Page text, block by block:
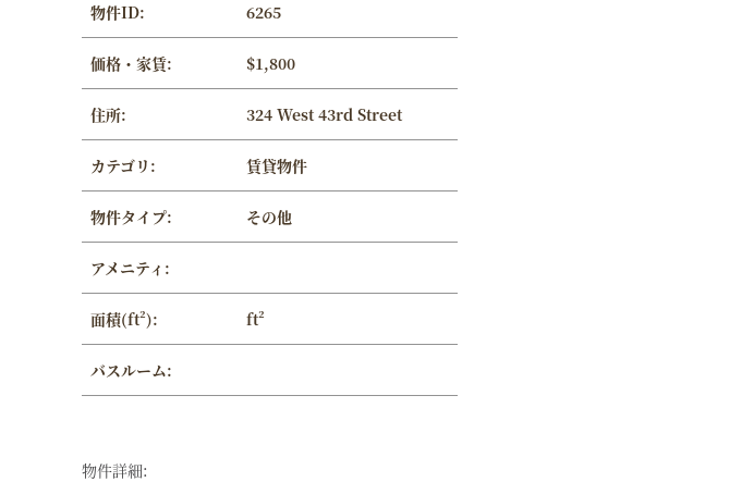
物件ID: 6265
価格・家賃: $1,800
住所: 324 West 43rd Street
カテゴリ: 賃貸物件
物件タイプ: その他
アメニティ:
面積(ft²): ft²
バスルーム:
物件詳細: